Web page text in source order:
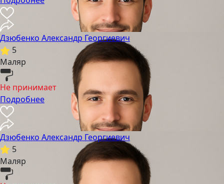
Дзюбенко Александр Георгиевич
5
Маляр
Не принимает
Подробнее
Дзюбенко Александр Георгиевич
5
Маляр